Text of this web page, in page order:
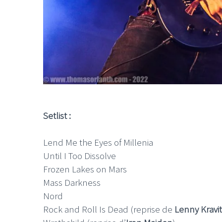
Setlist :
Lend Me the Eyes of Millenia
Until I Too Dissolve
Frozen Lakes on Mars
Mass Darkness
Nord
Rock and Roll Is Dead (reprise de Lenny